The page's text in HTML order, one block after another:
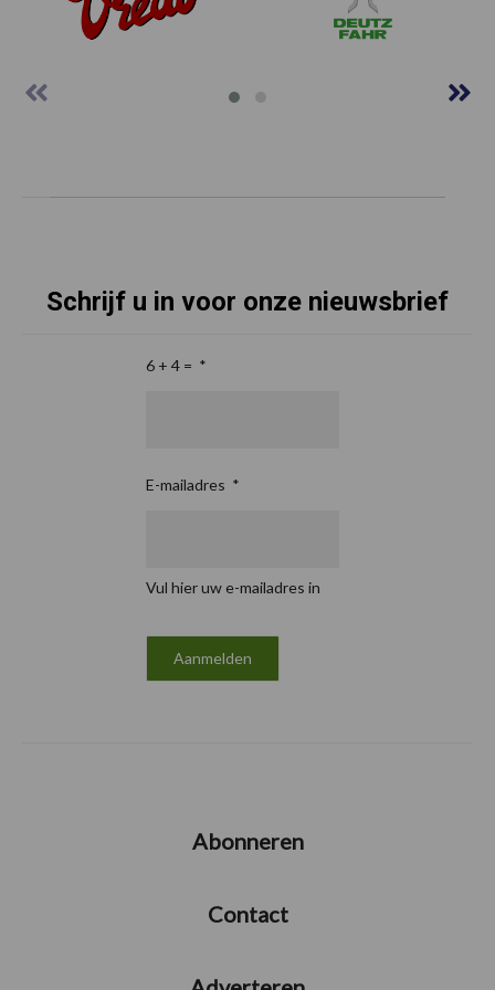
Schrijf u in voor onze nieuwsbrief
6 + 4 = *
E-mailadres *
Vul hier uw e-mailadres in
Abonneren
Contact